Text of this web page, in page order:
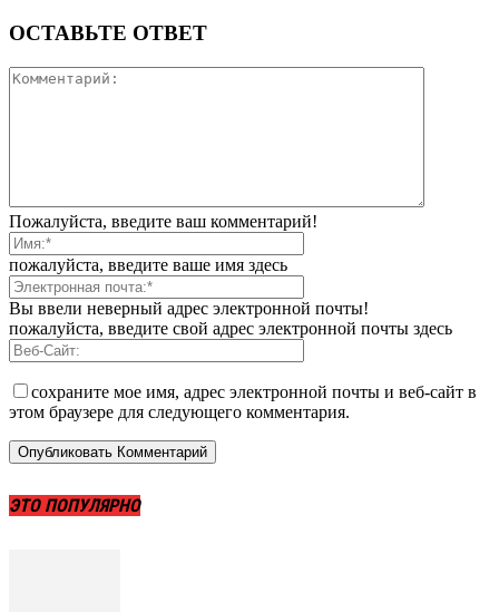
ОСТАВЬТЕ ОТВЕТ
Пожалуйста, введите ваш комментарий!
пожалуйста, введите ваше имя здесь
Вы ввели неверный адрес электронной почты!
пожалуйста, введите свой адрес электронной почты здесь
сохраните мое имя, адрес электронной почты и веб-сайт в
этом браузере для следующего комментария.
ЭТО ПОПУЛЯРНО